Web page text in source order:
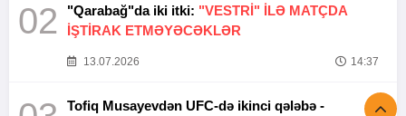
02 "Qarabağ"da iki itki: "VESTRİ" İLƏ MATÇDA
İŞTİRAK ETMƏYƏCƏKLƏR
13.07.2026 14:37
Tofiq Musayevdən UFC-də ikinci qələbə -